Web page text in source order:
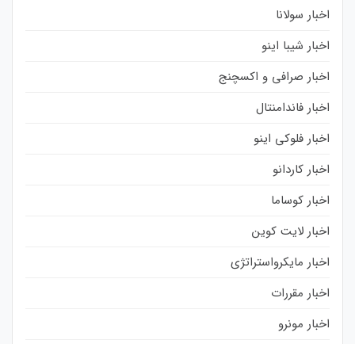
اخبار سولانا
اخبار شیبا اینو
اخبار صرافی و اکسچنج
اخبار فاندامنتال
اخبار فلوکی اینو
اخبار کاردانو
اخبار کوساما
اخبار لایت کوین
اخبار مایکرواستراتژی
اخبار مقررات
اخبار مونرو